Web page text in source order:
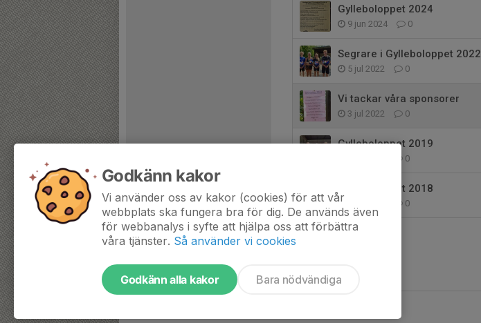
Gylleboloppet 2024
9 jun 2024 0
Segrare i Gylleboloppet 2022
5 jul 2022 0
Vi tackar våra sponsorer
3 jul 2022 0
Gylleboloppet 2019
0
Gylleboloppet 2018
0
Godkänn kakor
Vi använder oss av kakor (cookies) för att vår
webbplats ska fungera bra för dig. De används även
för webbanalys i syfte att hjälpa oss att förbättra
våra tjänster. Så använder vi cookies
Godkänn alla kakor Bara nödvändiga